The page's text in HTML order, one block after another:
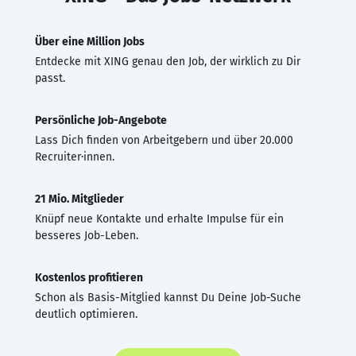
Über eine Million Jobs
Entdecke mit XING genau den Job, der wirklich zu Dir
passt.
Persönliche Job-Angebote
Lass Dich finden von Arbeitgebern und über 20.000
Recruiter·innen.
21 Mio. Mitglieder
Knüpf neue Kontakte und erhalte Impulse für ein
besseres Job-Leben.
Kostenlos profitieren
Schon als Basis-Mitglied kannst Du Deine Job-Suche
deutlich optimieren.